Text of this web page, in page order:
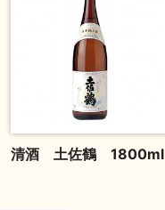
清酒 土佐鶴 1800ml